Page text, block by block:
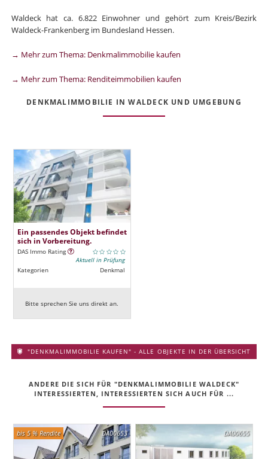
Waldeck hat ca. 6.822 Einwohner und gehört zum Kreis/Bezirk
Waldeck-Frankenberg im Bundesland Hessen.
→ Mehr zum Thema: Denkmalimmobilie kaufen
→ Mehr zum Thema: Renditeimmobilien kaufen
DENKMALIMMOBILIE IN WALDECK UND UMGEBUNG
Ein passendes Objekt befindet
sich in Vorbereitung.
DAS Immo Rating
Aktuell in Prüfung
Kategorien
Denkmal
Bitte sprechen Sie uns direkt an.
"DENKMALIMMOBILIE KAUFEN" - ALLE OBJEKTE IN DER ÜBERSICHT
ANDERE DIE SICH FÜR "DENKMALIMMOBILIE WALDECK"
INTERESSIERTEN, INTERESSIERTEN SICH AUCH FÜR ...
DA00653
bis 5 % Rendite DA00655